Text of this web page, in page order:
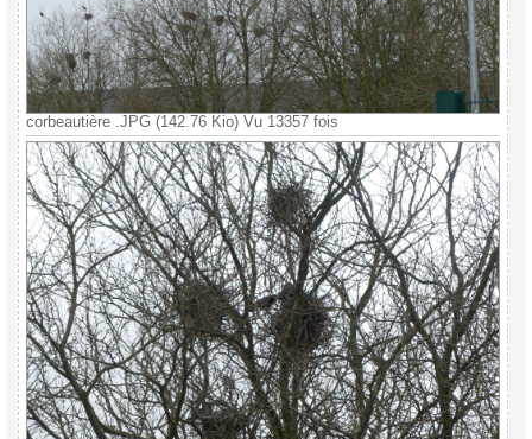
corbeautière .JPG (142.76 Kio) Vu 13357 fois